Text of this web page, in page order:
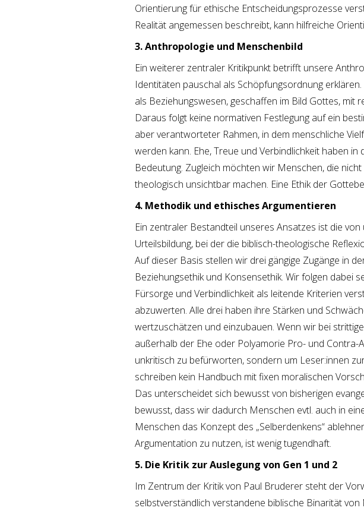
Orientierung für ethische Entscheidungsprozesse
Realität angemessen beschreibt, kann hilfreiche
3. Anthropologie und Menschenbild
Ein weiterer zentraler Kritikpunkt betrifft unsere
Identitäten pauschal als Schöpfungsordnung
als Beziehungswesen, geschaffen im Bild Gottes, mit
Daraus folgt keine normativen Festlegung auf ein
aber verantworteter Rahmen, in dem menschliche
werden kann. Ehe, Treue und Verbindlichkeit haben
Bedeutung. Zugleich möchten wir Menschen, die
theologisch unsichtbar machen. Eine Ethik der
4. Methodik und ethisches Argumentieren
Ein zentraler Bestandteil unseres Ansatzes ist die
Urteilsbildung, bei der die biblisch-theologische
Auf dieser Basis stellen wir drei gängige Zugänge in
Beziehungsethik und Konsensethik. Wir folgen dabei
Fürsorge und Verbindlichkeit als leitende Kriterien
abzuwerten. Alle drei haben ihre Stärken und
wertzuschätzen und einzubauen. Wenn wir bei
außerhalb der Ehe oder Polyamorie Pro- und Contra-
unkritisch zu befürworten, sondern um Leser:innen
schreiben kein Handbuch mit fixen moralischen
Das unterscheidet sich bewusst von bisherigen
bewusst, dass wir dadurch Menschen evtl. auch in
Menschen das Konzept des „Selberdenkens“
Argumentation zu nutzen, ist wenig tugendhaft.
5. Die Kritik zur Auslegung von Gen 1 und 2
Im Zentrum der Kritik von Paul Bruderer steht der
selbstverständlich verstandene biblische Binarität